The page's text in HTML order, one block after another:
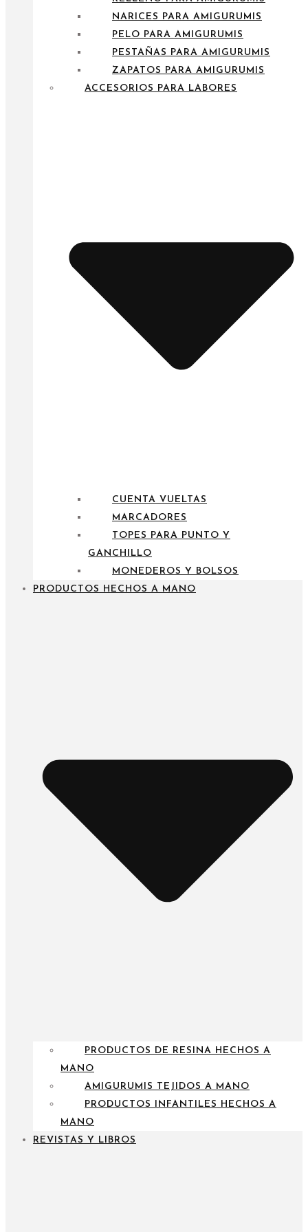
NARICES PARA AMIGURUMIS
PELO PARA AMIGURUMIS
PESTAÑAS PARA AMIGURUMIS
ZAPATOS PARA AMIGURUMIS
ACCESORIOS PARA LABORES
CUENTA VUELTAS
MARCADORES
TOPES PARA PUNTO Y
GANCHILLO
MONEDEROS Y BOLSOS
PRODUCTOS HECHOS A MANO
PRODUCTOS DE RESINA HECHOS A
MANO
AMIGURUMIS TEJIDOS A MANO
PRODUCTOS INFANTILES HECHOS A
MANO
REVISTAS Y LIBROS